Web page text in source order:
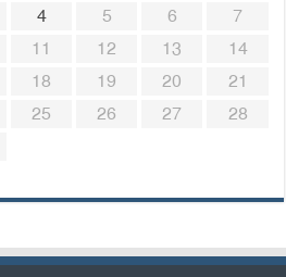
4 5 6
7
11 12 13
14
18 19 20
21
25 26 27
28